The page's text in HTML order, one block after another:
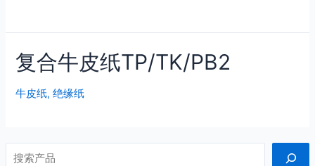
复合牛皮纸TP/TK/PB2
牛皮纸,绝缘纸